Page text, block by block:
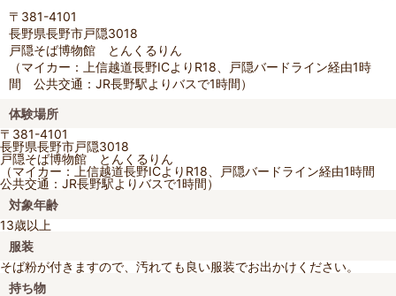
〒381-4101
長野県長野市戸隠3018
戸隠そば博物館 とんくるりん
（マイカー：上信越道長野ICよりR18、戸隠バードライン経由1時
間 公共交通：JR長野駅よりバスで1時間）
体験場所
〒381-4101
長野県長野市戸隠3018
戸隠そば博物館 とんくるりん
（マイカー：上信越道長野ICよりR18、戸隠バードライン経由1時間
公共交通：JR長野駅よりバスで1時間）
対象年齢
13歳以上
服装
そば粉が付きますので、汚れても良い服装でお出かけください。
持ち物